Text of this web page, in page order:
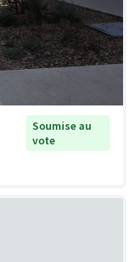
Soumise au
vote